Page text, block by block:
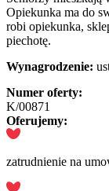
Opiekunka ma do
robi opiekunka,
piechotę.
Wynagrodzenie:
Numer oferty:
K/00871
Oferujemy:
zatrudnienie na